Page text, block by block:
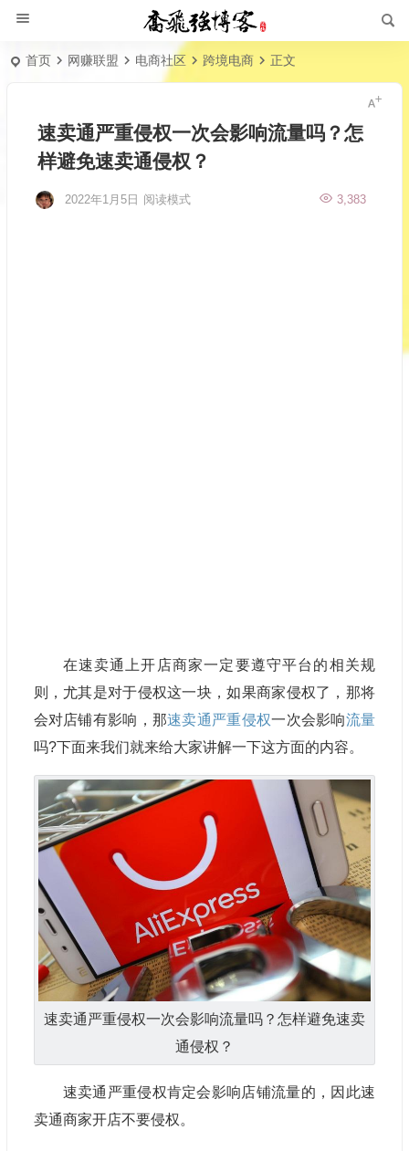
首页 网赚联盟 电商社区 跨境电商 正文
速卖通严重侵权一次会影响流量吗？怎
样避免速卖通侵权？
2022年1月5日 3,383
阅读模式
在速卖通
上开店商家一定要遵守平台的相关规
则，尤其是对于侵权这一块，如果商家侵权了，那将
会对店铺有影响，那速卖通严重侵权一次会影响流量
吗?下面来我们就来给大家讲解一下这方面的内容。
速卖通严重侵权一次会影响流量吗？怎样避免速卖
通侵权？
速卖通严重侵权肯定会影响店铺流量的，因此速
卖通商家开店不要侵权。